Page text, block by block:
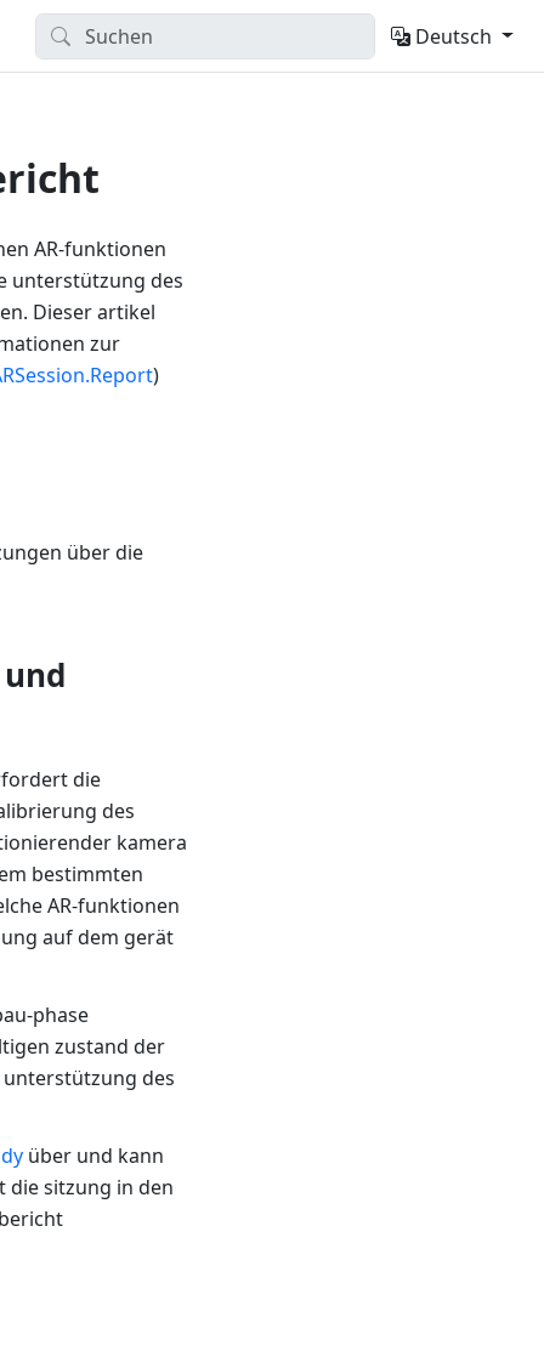
Deutsch
AR-funktionen
unterstützung des
Dieser artikel
zur
)
über die
die
des
kamera
bestimmten
AR-funktionen
auf dem gerät
phase
zustand der
des
über und kann
die sitzung in den